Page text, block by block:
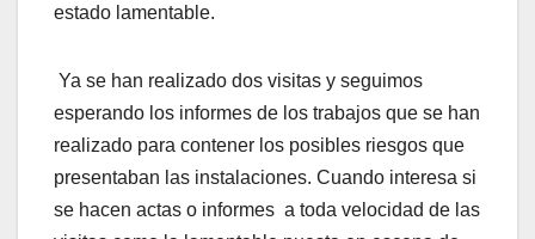
estado lamentable.
Ya se han realizado dos visitas y seguimos
esperando los informes de los trabajos que se han
realizado para contener los posibles riesgos que
presentaban las instalaciones. Cuando interesa si
se hacen actas o informes a toda velocidad de las